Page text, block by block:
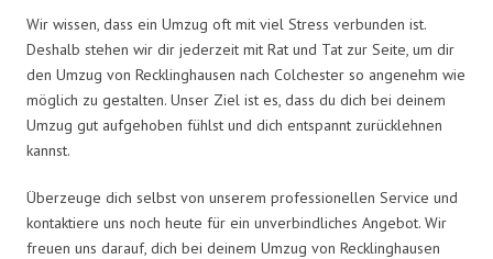
Wir wissen, dass ein Umzug oft mit viel Stress verbunden ist.
Deshalb stehen wir dir jederzeit mit Rat und Tat zur Seite, um dir
den Umzug von Recklinghausen nach Colchester so angenehm wie
möglich zu gestalten. Unser Ziel ist es, dass du dich bei deinem
Umzug gut aufgehoben fühlst und dich entspannt zurücklehnen
kannst.
Überzeuge dich selbst von unserem professionellen Service und
kontaktiere uns noch heute für ein unverbindliches Angebot. Wir
freuen uns darauf, dich bei deinem Umzug von Recklinghausen